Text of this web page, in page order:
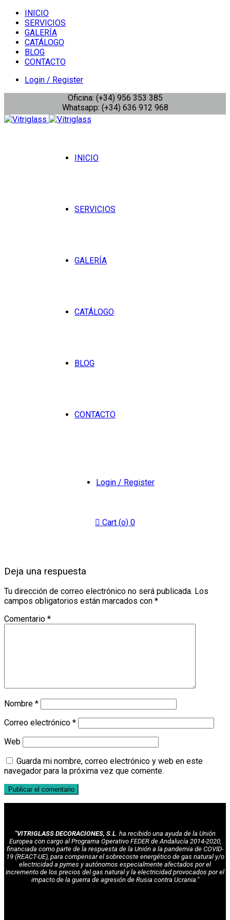
INICIO
SERVICIOS
GALERÍA
CATÁLOGO
BLOG
CONTACTO
Login / Register
Oficina: (+34) 956 353 385
Whatsapp: (+34) 636 912 968
INICIO
SERVICIOS
GALERÍA
CATÁLOGO
BLOG
CONTACTO
Login / Register
Cart (o) 0
Deja una respuesta
Tu dirección de correo electrónico no será publicada. Los
campos obligatorios están marcados con *
Comentario *
Nombre *
Correo electrónico *
Web
Guarda mi nombre, correo electrónico y web en este
navegador para la próxima vez que comente.
"VITRIGLASS DECORACIONES, S.L. ha recibido una ayuda de la Unión
Europea con cargo al Programa Operativo FEDER de Andalucía 2014-2020,
financiada como parte de la respuesta de la Unión a la pandemia de COVID-
19 (REACT-UE), para compensar el sobrecoste energético de gas natural y/o
electricidad a pymes y autónomos especialmente afectados por el
incremento de los precios del gas natural y la electricidad provocados por el
impacto de la guerra de agresión de Rusia contra Ucrania."